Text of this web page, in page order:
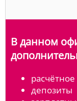
В данном
депозиты